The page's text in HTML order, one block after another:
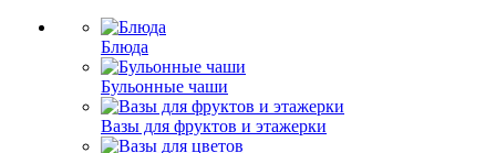
Блюда
Бульонные чаши
Вазы для фруктов и этажерки